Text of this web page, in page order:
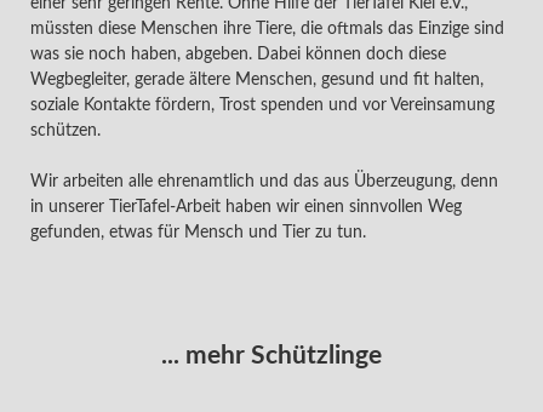
müssten diese Menschen ihre Tiere, die oftmals das Einzige sind
was sie noch haben, abgeben. Dabei können doch diese
Wegbegleiter, gerade ältere Menschen, gesund und fit halten,
soziale Kontakte fördern, Trost spenden und vor Vereinsamung
schützen.
Wir arbeiten alle ehrenamtlich und das aus Überzeugung, denn
in unserer TierTafel-Arbeit haben wir einen sinnvollen Weg
gefunden, etwas für Mensch und Tier zu tun.
... mehr Schützlinge